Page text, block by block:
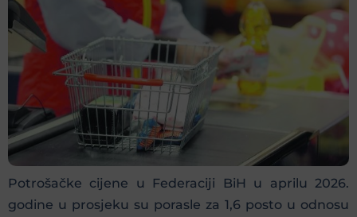
Potrošačke cijene u Federaciji BiH u aprilu 2026.
godine u prosjeku su porasle za 1,6 posto u odnosu